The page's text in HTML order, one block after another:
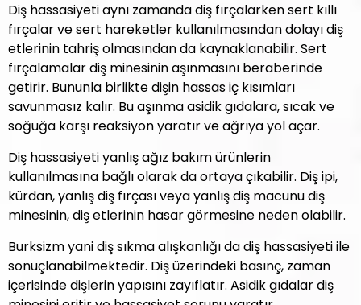
Diş hassasiyeti aynı zamanda diş fırçalarken sert kıllı
fırçalar ve sert hareketler kullanılmasından dolayı diş
etlerinin tahriş olmasından da kaynaklanabilir. Sert
fırçalamalar diş minesinin aşınmasını beraberinde
getirir. Bununla birlikte dişin hassas iç kısımları
savunmasız kalır. Bu aşınma asidik gıdalara, sıcak ve
soğuğa karşı reaksiyon yaratır ve ağrıya yol açar.
Diş hassasiyeti yanlış ağız bakım ürünlerin
kullanılmasına bağlı olarak da ortaya çıkabilir. Diş ipi,
kürdan, yanlış diş fırçası veya yanlış diş macunu diş
minesinin, diş etlerinin hasar görmesine neden olabilir.
Burksizm yani diş sıkma alışkanlığı da diş hassasiyeti ile
sonuçlanabilmektedir. Diş üzerindeki basınç, zaman
içerisinde dişlerin yapısını zayıflatır. Asidik gıdalar diş